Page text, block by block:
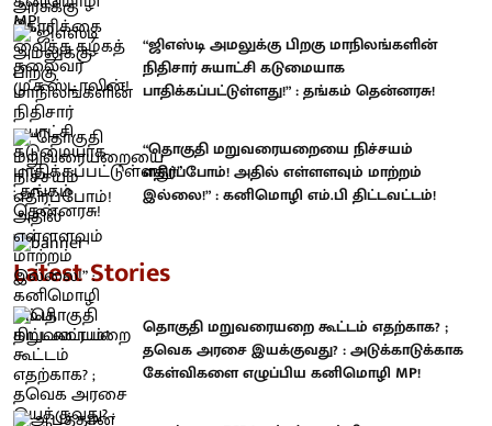
“ஜிஎஸ்டி அமலுக்கு பிறகு மாநிலங்களின்
நிதிசார் சுயாட்சி கடுமையாக
பாதிக்கப்பட்டுள்ளது!” : தங்கம் தென்னரசு!
“தொகுதி மறுவரையறையை நிச்சயம்
எதிர்ப்போம்! அதில் எள்ளளவும் மாற்றம்
இல்லை!” : கனிமொழி எம்.பி திட்டவட்டம்!
Latest Stories
தொகுதி மறுவரையறை கூட்டம் எதற்காக? ;
தவெக அரசை இயக்குவது? : அடுக்காடுக்காக
கேள்விகளை எழுப்பிய கனிமொழி MP!